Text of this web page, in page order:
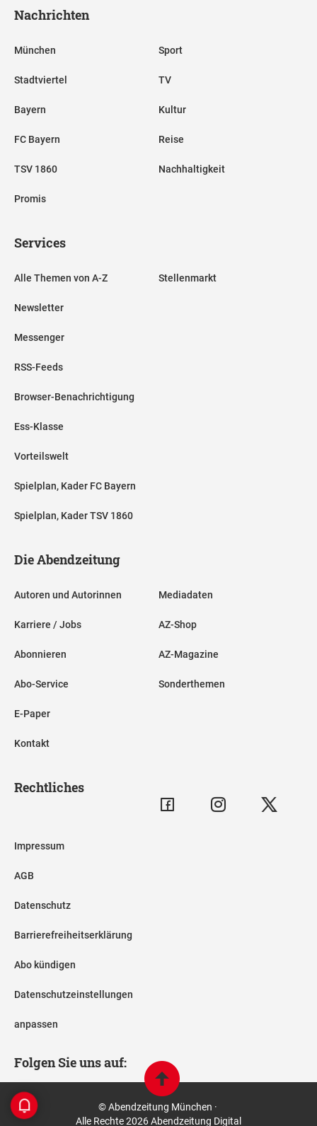
Nachrichten
München
Stadtviertel
Bayern
FC Bayern
TSV 1860
Promis
Sport
TV
Kultur
Reise
Nachhaltigkeit
Services
Alle Themen von A-Z
Newsletter
Messenger
RSS-Feeds
Browser-Benachrichtigung
Ess-Klasse
Vorteilswelt
Spielplan, Kader FC Bayern
Spielplan, Kader TSV 1860
Stellenmarkt
Die Abendzeitung
Autoren und Autorinnen
Karriere / Jobs
Abonnieren
Abo-Service
E-Paper
Kontakt
Mediadaten
AZ-Shop
AZ-Magazine
Sonderthemen
Rechtliches
Impressum
AGB
Datenschutz
Barrierefreiheitserklärung
Abo kündigen
Datenschutzeinstellungen
anpassen
Folgen Sie uns auf:
© Abendzeitung München ·
Alle Rechte 2026 Abendzeitung Digital